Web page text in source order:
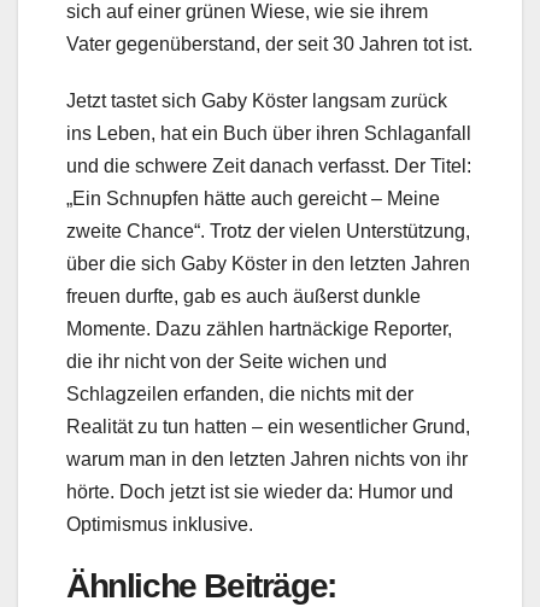
sich auf einer grünen Wiese, wie sie ihrem
Vater gegenüberstand, der seit 30 Jahren tot ist.
Jetzt tastet sich Gaby Köster langsam zurück
ins Leben, hat ein Buch über ihren Schlaganfall
und die schwere Zeit danach verfasst. Der Titel:
„Ein Schnupfen hätte auch gereicht – Meine
zweite Chance“. Trotz der vielen Unterstützung,
über die sich Gaby Köster in den letzten Jahren
freuen durfte, gab es auch äußerst dunkle
Momente. Dazu zählen hartnäckige Reporter,
die ihr nicht von der Seite wichen und
Schlagzeilen erfanden, die nichts mit der
Realität zu tun hatten – ein wesentlicher Grund,
warum man in den letzten Jahren nichts von ihr
hörte. Doch jetzt ist sie wieder da: Humor und
Optimismus inklusive.
Ähnliche Beiträge: